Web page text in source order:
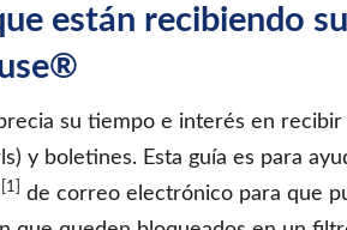
están recibiendo
su tiempo e interés en recibir
y boletines. Esta guía es para
[1]
de correo electrónico para que